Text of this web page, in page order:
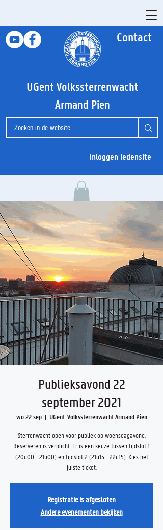
Contact
UGent Volkssterrenwacht
Armand Pien
Inloggen ledensite
Publieksavond 22
september 2021
wo 22 sep
  |
UGent-Volkssterrenwacht Armand Pien
Sterrenwacht open voor publiek op woensdagavond.
Reserveren is verplicht. Er is een keuze tussen tijdslot 1
(20u00 - 21u00) en tijdslot 2 (21u15 - 22u15). Kies het
juiste ticket.
Registratie is afgesloten
Andere evenementen bekijken